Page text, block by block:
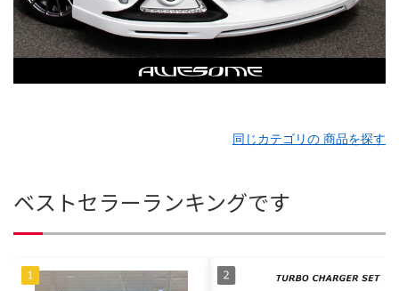
同じカテゴリの 商品を探す
ベストセラーランキングです